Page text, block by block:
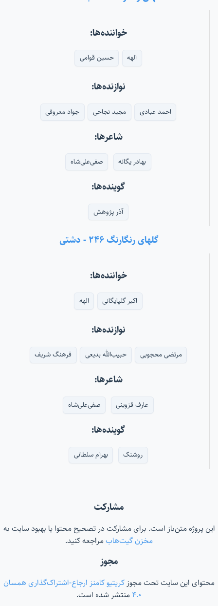
خواننده‌ها:
الهه حسین قوامی
نوازنده‌ها:
احمد عبادی مجید نجاحی جواد معروفی
شاعرها:
بهادر یگانه صفی‌علی‌شاه
گوینده‌ها:
آذر پژوهش
گلهای رنگارنگ ۲۴۶ - دشتی
خواننده‌ها:
اکبر گلپایگانی الهه
نوازنده‌ها:
مرتضی محجوبی حبیب‌الله بدیعی فرهنگ شریف
شاعرها:
عارف قزوینی صفی‌علی‌شاه
گوینده‌ها:
روشنک بهرام سلطانی
مشارکت
این پروژه متن‌باز است. برای مشارکت در تصحیح محتوا یا بهبود سایت به
مخزن گیت‌هابمراجعه کنید.
مجوز
محتوای این سایت تحت مجوز کریتیو کامنز ارجاع-اشتراک‌گذاری همسان
۴.۰ منتشر شده است.